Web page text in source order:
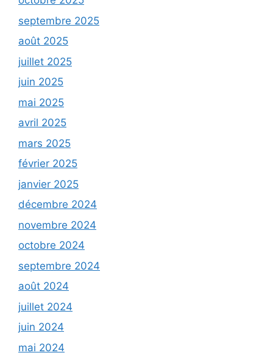
septembre 2025
août 2025
juillet 2025
juin 2025
mai 2025
avril 2025
mars 2025
février 2025
janvier 2025
décembre 2024
novembre 2024
octobre 2024
septembre 2024
août 2024
juillet 2024
juin 2024
mai 2024